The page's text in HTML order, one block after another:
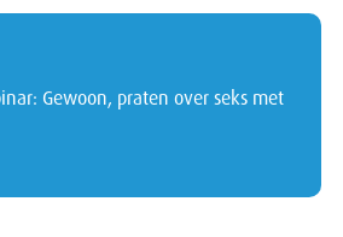
Gewoon, praten over seks met